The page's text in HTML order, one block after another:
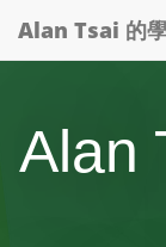
Alan Tsai 的
Alan